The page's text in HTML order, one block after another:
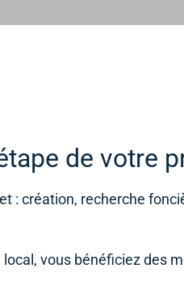
de votre
: création, recherche
vous bénéficiez des